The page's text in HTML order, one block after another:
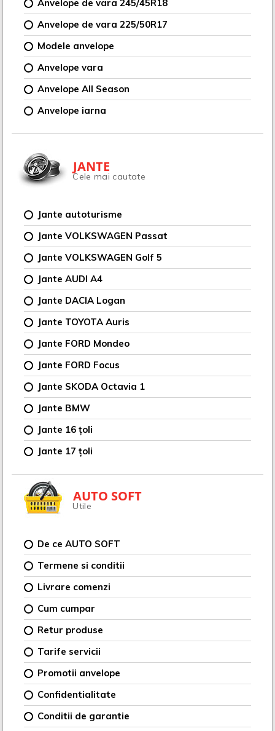
Anvelope de vara 245/45R18
Anvelope de vara 225/50R17
Modele anvelope
Anvelope vara
Anvelope All Season
Anvelope iarna
JANTE
Cele mai cautate
Jante autoturisme
Jante VOLKSWAGEN Passat
Jante VOLKSWAGEN Golf 5
Jante AUDI A4
Jante DACIA Logan
Jante TOYOTA Auris
Jante FORD Mondeo
Jante FORD Focus
Jante SKODA Octavia 1
Jante BMW
Jante 16 țoli
Jante 17 țoli
AUTO SOFT
Utile
De ce AUTO SOFT
Termene si conditii
Livrare comenzi
Cum cumpar
Retur produse
Tarife servicii
Promotii anvelope
Confidentialitate
Conditii de garantie